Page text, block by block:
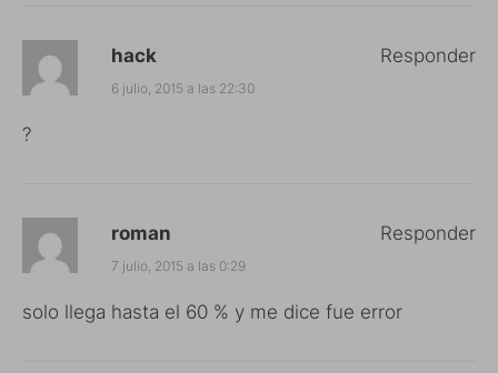
hack
6 julio, 2015 a las 22:30
?
Responder
roman
7 julio, 2015 a las 0:29
solo llega hasta el 60 % y me dice fue error
Responder